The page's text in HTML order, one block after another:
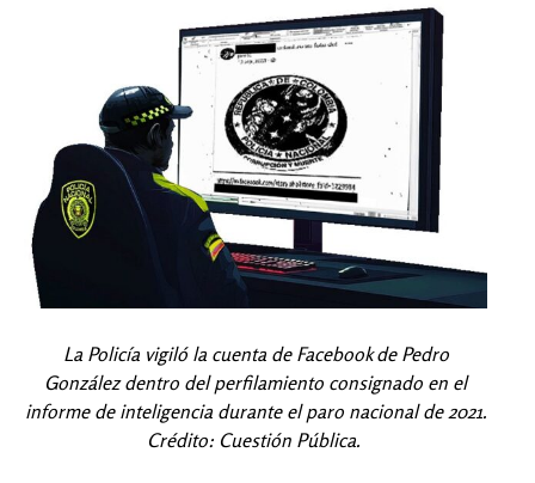
La Policía vigiló la cuenta de Facebook de Pedro
González dentro del perfilamiento consignado en el
informe de inteligencia durante el paro nacional de 2021.
Crédito: Cuestión Pública.